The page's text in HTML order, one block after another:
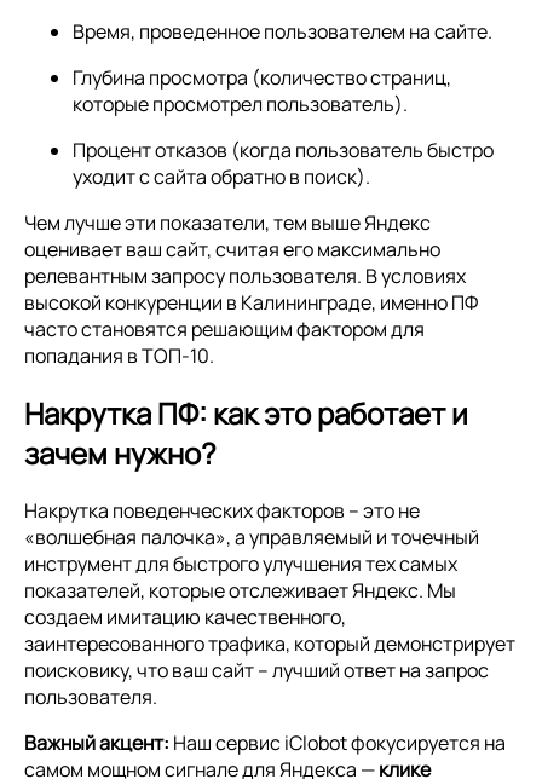
Время, проведенное пользователем на сайте.
Глубина просмотра (количество страниц,
которые просмотрел пользователь).
Процент отказов (когда пользователь быстро
уходит с сайта обратно в поиск).
Чем лучше эти показатели, тем выше Яндекс
оценивает ваш сайт, считая его максимально
релевантным запросу пользователя. В условиях
высокой конкуренции в Калининграде, именно ПФ
часто становятся решающим фактором для
попадания в ТОП-10.
Накрутка ПФ: как это работает и
зачем нужно?
Накрутка поведенческих факторов – это не
«волшебная палочка», а управляемый и точечный
инструмент для быстрого улучшения тех самых
показателей, которые отслеживает Яндекс. Мы
создаем имитацию качественного,
заинтересованного трафика, который демонстрирует
поисковику, что ваш сайт – лучший ответ на запрос
пользователя.
Важный акцент: Наш сервис iClobot фокусируется на
самом мощном сигнале для Яндекса —клике